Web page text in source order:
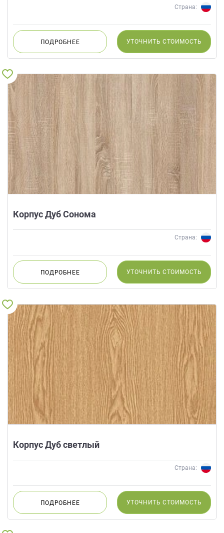
Страна:
ПОДРОБНЕЕ УТОЧНИТЬ СТОИМОСТЬ
Корпус Дуб Сонома
Страна:
ПОДРОБНЕЕ УТОЧНИТЬ СТОИМОСТЬ
Корпус Дуб светлый
Страна:
ПОДРОБНЕЕ УТОЧНИТЬ СТОИМОСТЬ